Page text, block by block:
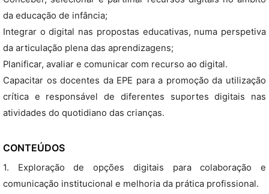
da educação de infância;
Integrar o digital nas propostas educativas, numa perspetiva
da articulação plena das aprendizagens;
Planificar, avaliar e comunicar com recurso ao digital.
Capacitar os docentes da EPE para a promoção da utilização
crítica e responsável de diferentes suportes digitais nas
atividades do quotidiano das crianças.
CONTEÚDOS
1. Exploração de opções digitais para colaboração e
comunicação institucional e melhoria da prática profissional.